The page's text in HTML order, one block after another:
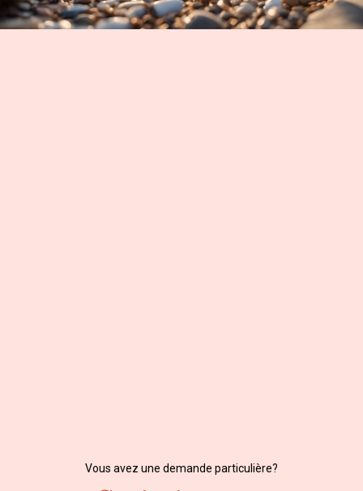
Vous avez une demande particulière?